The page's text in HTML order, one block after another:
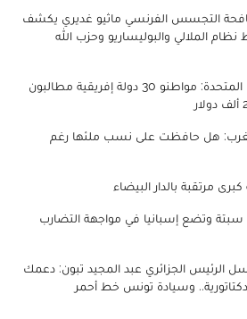
التجسس الفرنسي ماثيو غديري يكشف
الملالي والبوليساريو وحزب الله
تأشيرة الدخول للولايات المتحدة: مواطنو 30 دولة إفريقية مطالبون
هل حافظت على نسب ملئها رغم
مرتقبة بالدار البيضاء
سبتة وتضع إسبانيا في مواجهة التضارب
الرئيس الجزائري عبد المجيد تبون: دعمك
وسيادة تونس خط أحمر